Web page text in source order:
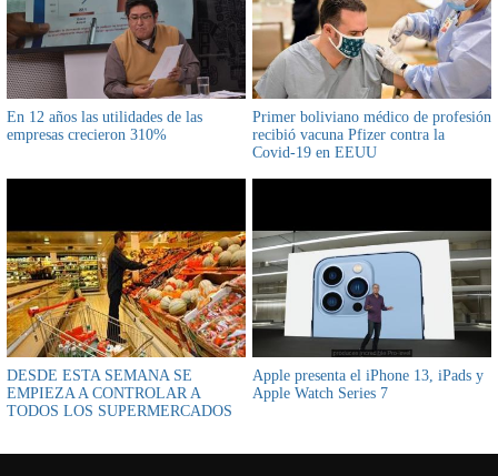
En 12 años las utilidades de las
empresas crecieron 310%
Primer boliviano médico de profesión
recibió vacuna Pfizer contra la
Covid-19 en EEUU
DESDE ESTA SEMANA SE
EMPIEZA A CONTROLAR A
TODOS LOS SUPERMERCADOS
Apple presenta el iPhone 13, iPads y
Apple Watch Series 7